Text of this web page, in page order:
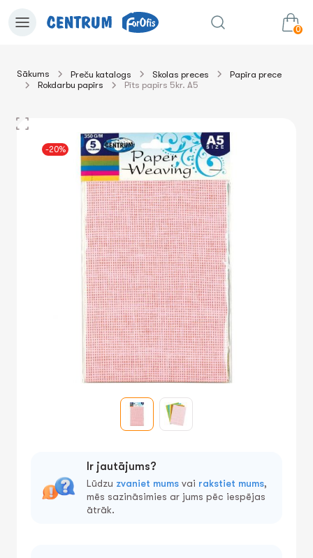
0
uz grozu
Sākums Preču katalogs Skolas preces
Papīra prece
Rokdarbu papīrs
Pīts papīrs 5kr. A5
-20%
Ir jautājums?
Lūdzu zvaniet mums vai rakstiet mums,
mēs sazināsimies ar jums pēc iespējas
ātrāk.